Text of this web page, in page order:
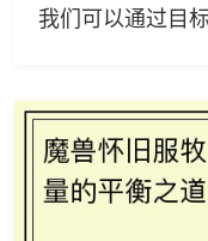
我们可以通过目